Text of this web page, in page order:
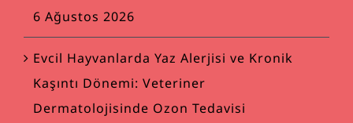
6 Ağustos 2026
Evcil Hayvanlarda Yaz Alerjisi ve Kronik
Kaşıntı Dönemi: Veteriner
Dermatolojisinde Ozon Tedavisi